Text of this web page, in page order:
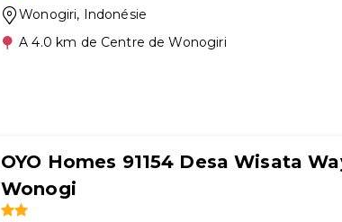
Wonogiri, Indonésie
A 4.0 km de Centre de Wonogiri
OYO Homes 91154 Desa Wisata
Wonogi